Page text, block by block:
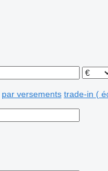
par versements trade-in (